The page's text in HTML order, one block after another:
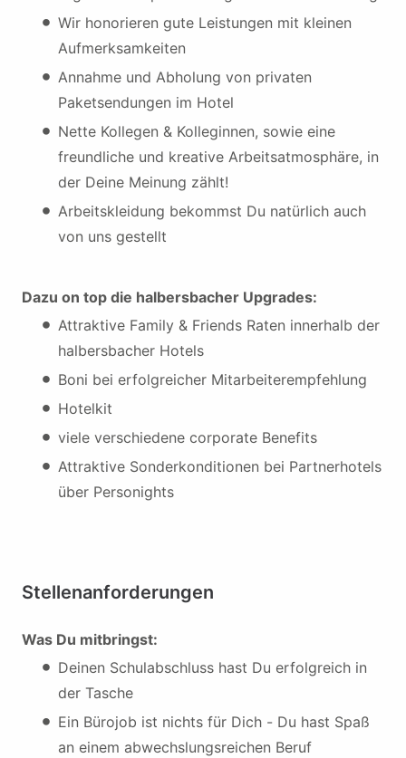
Wir honorieren gute Leistungen mit kleinen
Aufmerksamkeiten
Annahme und Abholung von privaten
Paketsendungen im Hotel
Nette Kollegen & Kolleginnen, sowie eine
freundliche und kreative Arbeitsatmosphäre, in
der Deine Meinung zählt!
Arbeitskleidung bekommst Du natürlich auch
von uns gestellt
Dazu on top die halbersbacher Upgrades:
Attraktive Family & Friends Raten innerhalb der
halbersbacher Hotels
Boni bei erfolgreicher Mitarbeiterempfehlung
Hotelkit
viele verschiedene corporate Benefits
Attraktive Sonderkonditionen bei Partnerhotels
über Personights
Stellenanforderungen
Was Du mitbringst:
Deinen Schulabschluss hast Du erfolgreich in
der Tasche
Ein Bürojob ist nichts für Dich - Du hast Spaß
an einem abwechslungsreichen Beruf